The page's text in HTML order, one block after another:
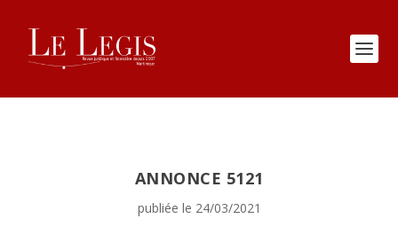
ANNONCE 5121
publiée le 24/03/2021